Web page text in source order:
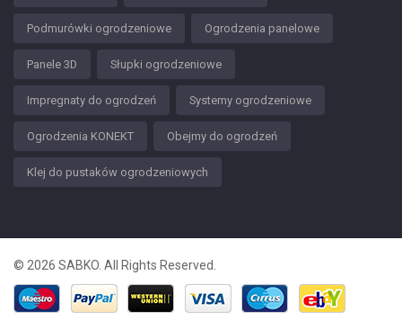
Podmurówki ogrodzeniowe Ogrodzenia panelowe
Panele 3D Słupki ogrodzeniowe
Impregnaty do ogrodzeń Systemy ogrodzeniowe
Ogrodzenia KONEKT Obejmy do ogrodzeń
Klej do pustaków ogrodzeniowych
© 2026 SABKO. All Rights Reserved.